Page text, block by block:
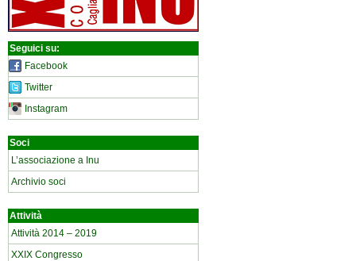
Seguici su:
Facebook
Twitter
Instagram
Soci
L’associazione a Inu
Archivio soci
Attività
Attività 2014 – 2019
XXIX Congresso